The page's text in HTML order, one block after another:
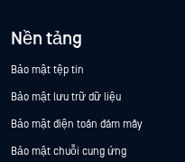
Nền tảng
Bảo mật tệp tin
Bảo mật lưu trữ dữ liệu
Bảo mật điện toán đám mây
Bảo mật chuỗi cung ứng